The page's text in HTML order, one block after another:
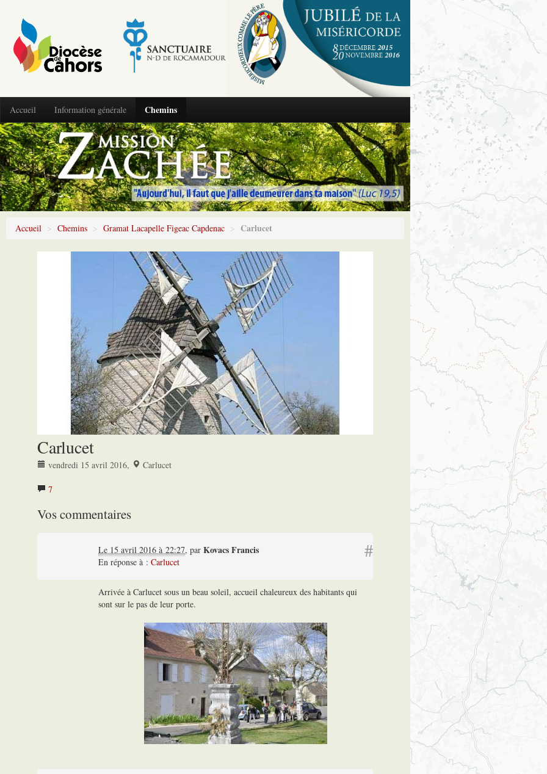
Accueil Information générale Chemins
Accueil > Chemins > Gramat Lacapelle Figeac Capdenac > Carlucet
Carlucet
vendredi 15 avril 2016, Carlucet
7
Vos commentaires
#
Le 15 avril 2016 à 22:27, par Kovacs Francis
En réponse à : Carlucet
Arrivée à Carlucet sous un beau soleil, accueil chaleureux des habitants qui
sont sur le pas de leur porte.